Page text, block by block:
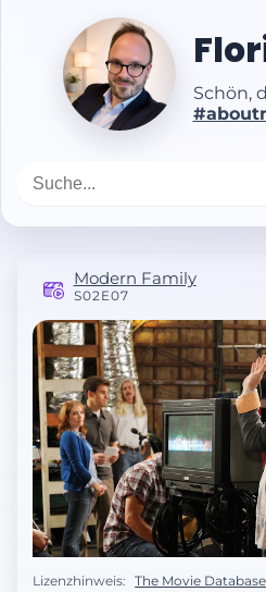
Schön,
Modern Family
S02E07
Lizenzhinweis: The Movie